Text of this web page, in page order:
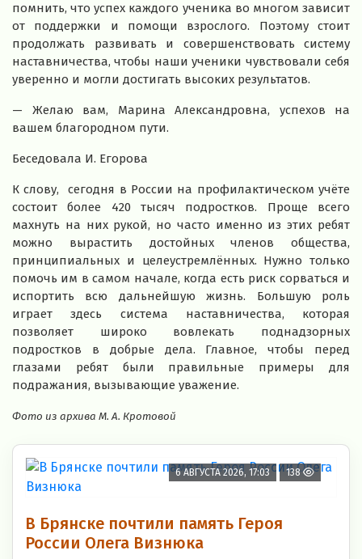
помнить, что успех каждого ученика во многом зависит
от поддержки и помощи взрослого. Поэтому стоит
продолжать развивать и совершенствовать систему
наставничества, чтобы наши ученики чувствовали себя
уверенно и могли достигать высоких результатов.
— Желаю вам, Марина Александровна, успехов на
вашем благородном пути.
Беседовала И. Егорова
К слову, сегодня в России на профилактическом учёте
состоит более 420 тысяч подростков. Проще всего
махнуть на них рукой, но часто именно из этих ребят
можно вырастить достойных членов общества,
принципиальных и целеустремлённых. Нужно только
помочь им в самом начале, когда есть риск сорваться и
испортить всю дальнейшую жизнь. Большую роль
играет здесь система наставничества, которая
позволяет широко вовлекать поднадзорных
подростков в добрые дела. Главное, чтобы перед
глазами ребят были правильные примеры для
подражания, вызывающие уважение.
Фото из архива М. А. Кротовой
6 АВГУСТА 2026, 17:03 138
В Брянске почтили память Героя
России Олега Визнюка